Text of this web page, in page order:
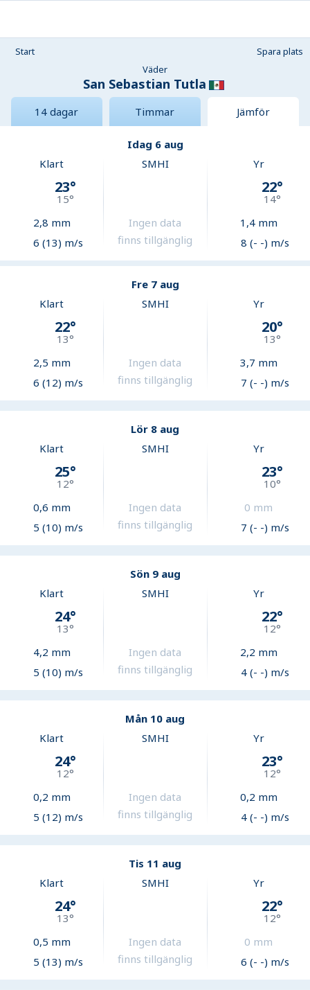
Start
Spara plats
Väder
San Sebastian Tutla
14 dagar Timmar Jämför
Idag 6 aug
Klart
23°
15°
2,8 mm
6 (13) m/s
SMHI
Ingen data
finns tillgänglig
Yr
22°
14°
1,4mm
8 (- -) m/s
Fre 7 aug
Klart
22°
13°
2,5 mm
6 (12) m/s
SMHI
Ingen data
finns tillgänglig
Yr
20°
13°
3,7 mm
7 (- -) m/s
Lör 8 aug
Klart
25°
12°
0,6 mm
5 (10) m/s
SMHI
Ingen data
finns tillgänglig
Yr
23°
10°
0 mm
7 (- -) m/s
Sön 9 aug
Klart
24°
13°
4,2 mm
5 (10) m/s
SMHI
Ingen data
finns tillgänglig
Yr
22°
12°
2,2 mm
4 (- -) m/s
Mån 10 aug
Klart
24°
12°
0,2 mm
5 (12) m/s
SMHI
Ingen data
finns tillgänglig
Yr
23°
12°
0,2 mm
4 (- -) m/s
Tis 11 aug
Klart
24°
13°
0,5 mm
5 (13) m/s
SMHI
Ingen data
finns tillgänglig
Yr
22°
12°
0 mm
6 (- -) m/s